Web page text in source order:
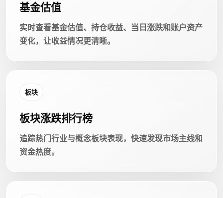
基金估值
实时查看基金估值、持仓收益、当日涨跌和账户资产
变化，让收益情况更清晰。
板块
板块涨跌排行榜
追踪热门行业与概念板块表现，快速发现市场主线和
资金热度。